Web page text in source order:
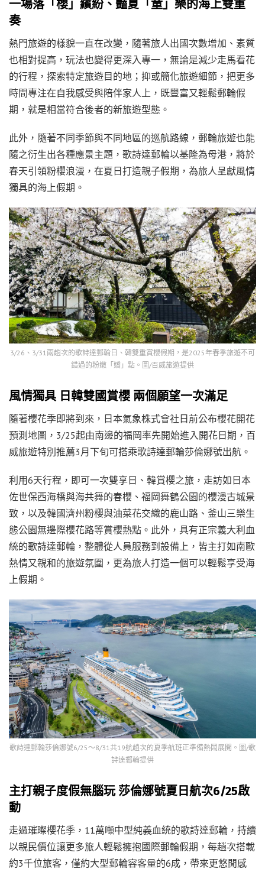
一場落「櫻」繽紛、豔夏「童」樂的海上雙重
奏
熱門旅遊的樣貌一直在改變，隨著旅人出國次數增加、素質
也相對提高，玩法也變得更深入專一，無論是減少走馬看花
的行程，探索特定旅遊目的地；抑或簡化旅遊細節，把更多
時間專注在自我感受與陪伴家人上，既豐富又輕鬆郵輪假
期，就是相當符合後者的新旅遊型態。
此外，隨著不同季節與不同地區的巡航路線，郵輪旅遊也能
隨之衍生出各種應景主題，歌詩達郵輪以基隆為母港，將於
春天引領粉櫻浪漫，在夏日打造親子假期，為旅人呈獻風情
獨具的海上假期。
3/26、3/31兩趟次的歌詩達郵輪日、韓雙重賞櫻假期，是2025年春季旅遊不可
錯過的粉嫩「嬌」點。圖/百威旅遊提供
風情獨具 日韓雙國賞櫻 兩個願望一次滿足
隨著櫻花季即將到來，日本氣象株式會社日前公布櫻花開花
預測地圖，3/25起由南邊的福岡率先開始進入開花日期，百
威旅遊特別推薦3月下旬可搭乘歌詩達郵輪莎倫娜號出航。
利用6天行程，即可一次雙享日、韓賞櫻之旅，走訪如日本
佐世保西海橋與海共舞的春櫻、福岡舞鶴公園的櫻漫古城景
致，以及韓國濟州粉櫻與油菜花交織的鹿山路、釜山三樂生
態公園無邊際櫻花路等賞櫻熱點。此外，具有正宗義大利血
統的歌詩達郵輪，整體從人員服務到設備上，皆主打如南歐
熱情又親和的旅遊氛圍，更為旅人打造一個可以輕鬆享受海
上假期。
歌詩達郵輪莎倫娜號6/25～8/31共19航趟次的夏季航班正準備熱鬧展開。圖/歌
詩達郵輪提供
主打親子度假無腦玩 莎倫娜號夏日航次6/25啟
動
走過璀璨櫻花季，11萬噸中型純義血統的歌詩達郵輪，持續
以親民價位讓更多旅人輕鬆擁抱國際郵輪假期，每趟次搭載
約3千位旅客，僅約大型郵輪容客量的6成，帶來更悠閒感